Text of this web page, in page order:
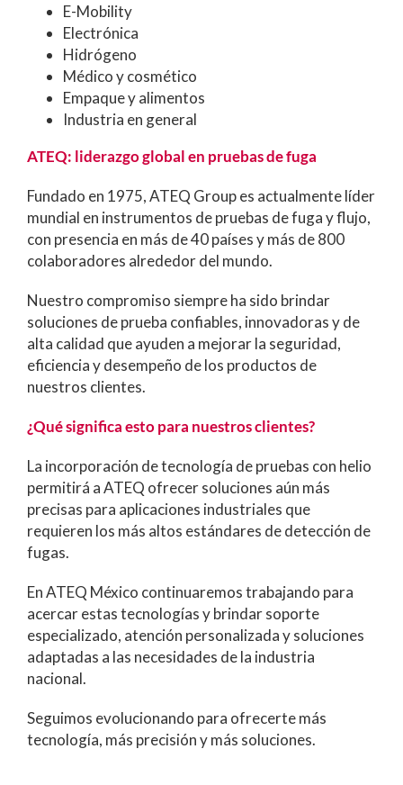
E-Mobility
Electrónica
Hidrógeno
Médico y cosmético
Empaque y alimentos
Industria en general
ATEQ: liderazgo global en pruebas de fuga
Fundado en 1975, ATEQ Group es actualmente líder
mundial en instrumentos de pruebas de fuga y flujo,
con presencia en más de 40 países y más de 800
colaboradores alrededor del mundo.
Nuestro compromiso siempre ha sido brindar
soluciones de prueba confiables, innovadoras y de
alta calidad que ayuden a mejorar la seguridad,
eficiencia y desempeño de los productos de
nuestros clientes.
¿Qué significa esto para nuestros clientes?
La incorporación de tecnología de pruebas con helio
permitirá a ATEQ ofrecer soluciones aún más
precisas para aplicaciones industriales que
requieren los más altos estándares de detección de
fugas.
En ATEQ México continuaremos trabajando para
acercar estas tecnologías y brindar soporte
especializado, atención personalizada y soluciones
adaptadas a las necesidades de la industria
nacional.
Seguimos evolucionando para ofrecerte más
tecnología, más precisión y más soluciones.